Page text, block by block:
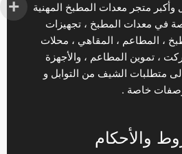
متجر معدات المطبخ المهنية
في معدات المطبخ ، تجهيزات
، المطاعم ، المقاهي ، محلات
، تموين المطاعم ، والأجهزة
إلى متطلبات الشيف من التوابل و
خاصة .
والأحكام